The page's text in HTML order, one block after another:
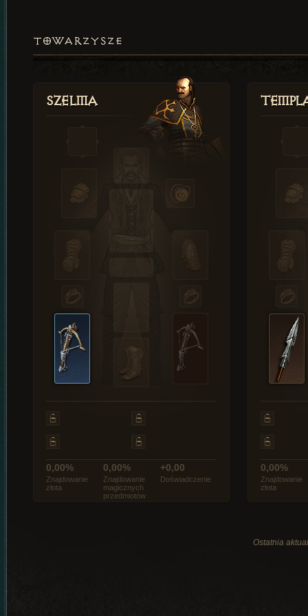
TOWARZYSZE
Szelma
0,00%
Znajdowanie
złota
0,00%
Znajdowanie
magicznych
przedmiotów
+0,00
Doświadczenie
0,00%
Znajdowanie
złota
Ostatnia